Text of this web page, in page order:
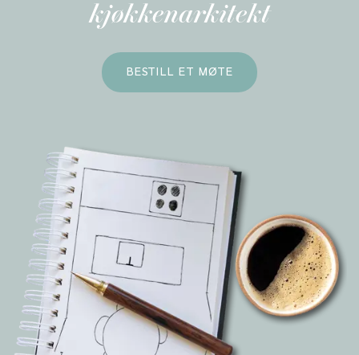
kjøkkenarkitekt
BESTILL ET MØTE